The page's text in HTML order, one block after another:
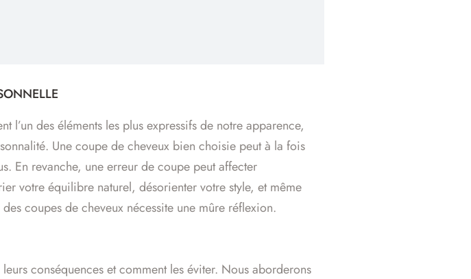
l’un des éléments les plus expressifs de notre apparence,
Une coupe de cheveux bien choisie peut à la fois
En revanche, une erreur de coupe peut affecter
votre équilibre naturel, désorienter votre style, et même
coupes de cheveux nécessite une mûre réflexion.
conséquences et comment les éviter. Nous aborderons